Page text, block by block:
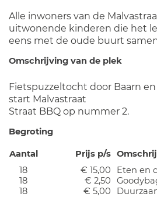
Alle inwoners van de
uitwonende kinderen die het
eens met de oude buurt
Omschrijving van de plek
Fietspuzzeltocht door Baarn
start Malvastraat
Straat BBQ op nummer 2.
Begroting
Aantal Prijs p/s
18
€ 15,00
Eten en
18
€ 2,50
18
€ 5,00